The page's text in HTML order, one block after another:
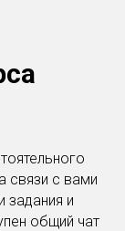
связи с вами
задания и
общий чат